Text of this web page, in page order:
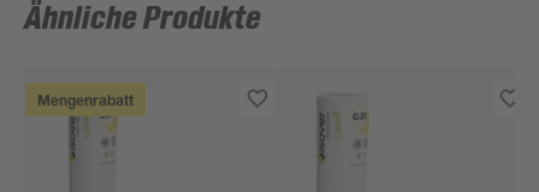
Ähnliche Produkte
Mengenrabatt